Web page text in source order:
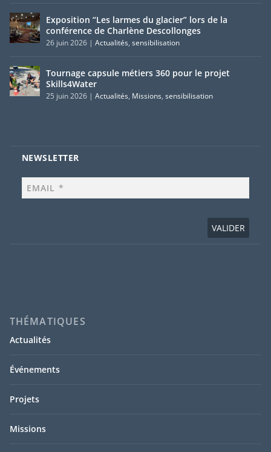
Exposition “Les larmes du glacier” lors de la
conférence de Charlène Descollonges
26 juin 2026| Actualités, sensibilisation
Tournage capsule métiers 360 pour le projet
Skills4Water
25 juin 2026| Actualités, Missions, sensibilisation
NEWSLETTER
THÉMATIQUES
Actualités
Événements
Projets
Missions